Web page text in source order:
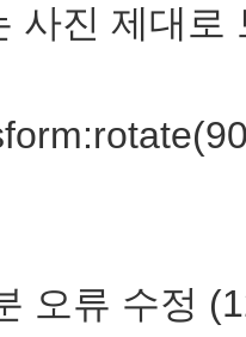
사진 제대로
오류 수정